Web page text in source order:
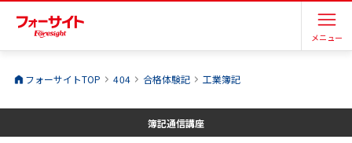
メニュー
フォーサイトTOP 404 合格体験記 工業簿記
簿記通信講座